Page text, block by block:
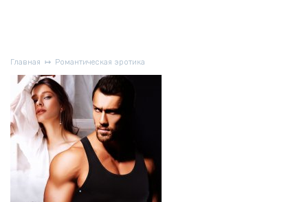
Главная Романтическая эротика